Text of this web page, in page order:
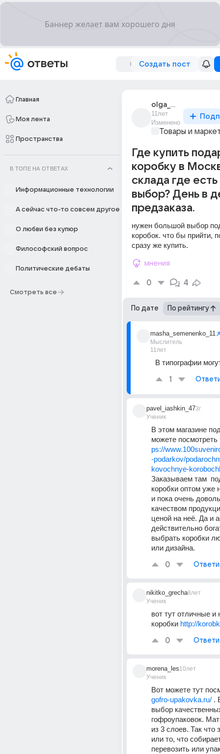
Создать пост
Главная
Моя лента
Пространства
В ТОПЕ НА ОТВЕТАХ
Информационные технологии
А сейчас что-то совсем другое
О любви без купюр
Философский вопрос
Политические дебаты
Смотреть все
olga_mashkova_190
11лет
Изменено
Товары и
Где купить
коробку в
склада где
выбор? День в
предзаказа.
нужен большой выбор
коробок. что бы прийти,
сразу же купить.
мнения
0 4
По дате По рейтингу
masha_semenenko_11
Мыслитель
11лет
В типографии
1
pavel_iashkin_47
Ученик
3г
В этом магазине
можете
ps://
-podarkov/
kovochnye-
Заказываем там
коробки оптом уже
и пока очень
качеством
ценой на неё. Да и
действительно
выбрать коробки
или дизайна.
0
nikitko_grecha
Ученик
8лет
вот тут отличные и
коробки http://
0
morena_les
Ученик
10лет
Вот можете тут
gofro-upakovka.ru/ .
выбор
гофроупаковок.
из 3 слоев. Так что
или то, что
перевозить или